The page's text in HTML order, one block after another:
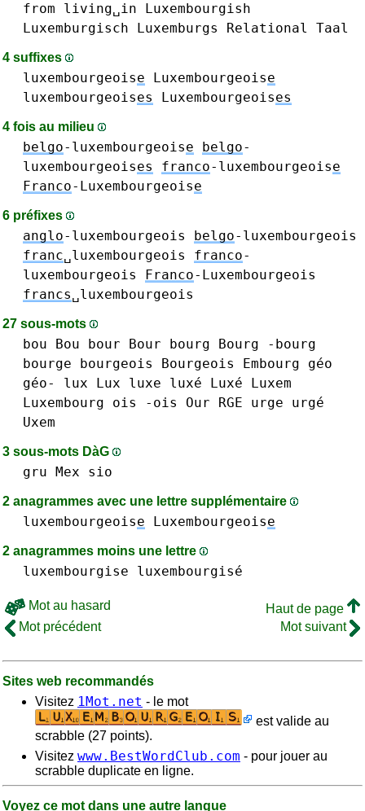
from living␣in
Luxembourgish
Luxemburgisch
Luxemburgs Relational Taal
4 suffixes
luxembourgeoise Luxembourgeoise
luxembourgeoises Luxembourgeoises
4 fois au milieu
belgo-luxembourgeoise belgo-
luxembourgeoises franco-luxembourgeoise
Franco-Luxembourgeoise
6 préfixes
anglo-luxembourgeois belgo-luxembourgeois
franc␣luxembourgeois franco-
luxembourgeois Franco-Luxembourgeois
francs␣luxembourgeois
27 sous-mots
bou Bou bour Bour
bourg Bourg -bourg
bourge
bourgeois Bourgeois Embourg
géo
géo-
lux Lux luxe luxé Luxé
Luxem
Luxembourg
ois -ois Our RGE
urge urgé
Uxem
3 sous-mots DàG
gru Mex sio
2 anagrammes avec une lettre supplémentaire
luxembourgeoise Luxembourgeoise
2 anagrammes moins une lettre
luxembourgise luxembourgisé
Mot au hasard
Haut de page
Mot précédent
Mot suivant
Sites web recommandés
Visitez 1Mot.net - le mot
est valide au
scrabble (27 points).
Visitez www.BestWordClub.com - pour jouer au
scrabble duplicate en ligne.
Voyez ce mot dans une autre langue